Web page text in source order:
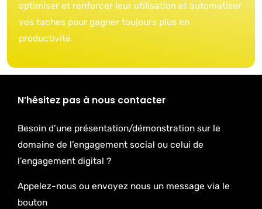
optimiser et renforcer leur utilisation et automatiser
vos taches pour gagner toujours plus en
productivité.
N’hésitez pas à nous contacter
Besoin d’une présentation/démonstration sur le
domaine de l’engagement social ou celui de
l’engagement digital ?
Appelez-nous ou envoyez nous un message via le
bouton